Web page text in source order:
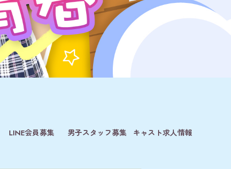
LINE会員募集 男子スタッフ募集 キャスト求人情報